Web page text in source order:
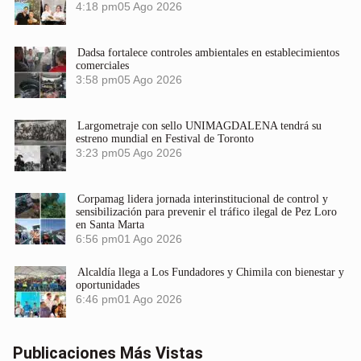
4:18 pm05 Ago 2026
Dadsa fortalece controles ambientales en establecimientos
comerciales
3:58 pm05 Ago 2026
Largometraje con sello UNIMAGDALENA tendrá su
estreno mundial en Festival de Toronto
3:23 pm05 Ago 2026
Corpamag lidera jornada interinstitucional de control y
sensibilización para prevenir el tráfico ilegal de Pez Loro
en Santa Marta
6:56 pm01 Ago 2026
Alcaldía llega a Los Fundadores y Chimila con bienestar y
oportunidades
6:46 pm01 Ago 2026
Publicaciones Más Vistas